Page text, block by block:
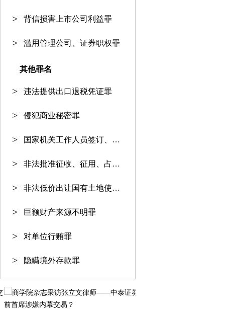
背信损害上市公司利益罪
滥用管理公司、证券职权罪
其他罪名
违法提供出口退税凭证罪
侵犯商业秘密罪
国家机关工作人员签订、履行合同
非法批准征收、征用、占用土地罪
非法低价出让国有土地使用权罪
巨额财产来源不明罪
对单位行贿罪
隐瞒境外存款罪